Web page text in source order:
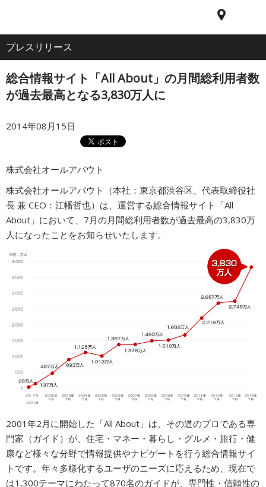
All
About
シ
ホーム
企業情報
IR・投資家情報
サービス
採用情報
ソーシャルアカウント
閉じる
総合情報サイト「All About」の月間総利用者数
が過去最高となる3,830万人に
2014年08月15日
株式会社オールアバウト
株式会社オールアバウト（本社：東京都渋谷区、代表取締役社
長 兼 CEO：江幡哲也）は、運営する総合情報サイト「All
About」において、7月の月間総利用者数が過去最高の3,830万
人になったことをお知らせいたします。
2001年2月に開始した「All About」は、その道のプロである専
門家（ガイド）が、住宅・マネー・暮らし・グルメ・旅行・健
康など様々な分野で情報提供やナビゲートを行う総合情報サイ
トです。年々多様化するユーザのニーズに応えるため、現在で
は1,300テーマにわたって870名のガイドが、専門性・信頼性の
プレスリリース